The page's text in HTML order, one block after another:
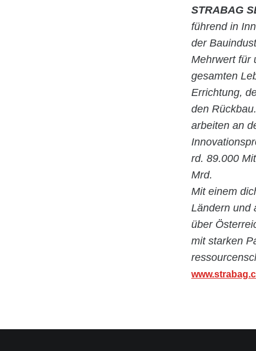
STRABAG
führend in
der
Mehrwert für
gesamten
Errichtung,
den
arbeiten an
rd. 89.000
Mrd.
Mit einem
Ländern und
über
mit starken